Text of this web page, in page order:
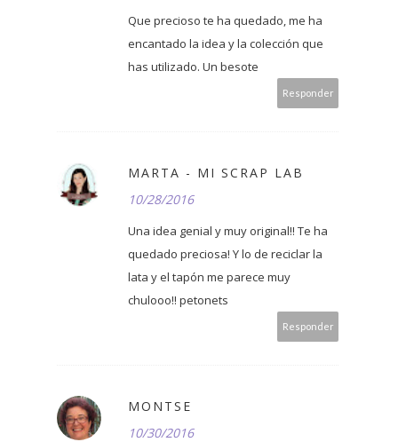
Que precioso te ha quedado, me ha
encantado la idea y la colección que
has utilizado. Un besote
Responder
MARTA - MI SCRAP LAB
10/28/2016
Una idea genial y muy original!! Te ha
quedado preciosa! Y lo de reciclar la
lata y el tapón me parece muy
chulooo!! petonets
Responder
MONTSE
10/30/2016